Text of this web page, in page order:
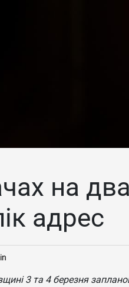
на
адрес
3 та 4 березня